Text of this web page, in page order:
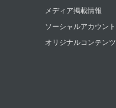
メディア掲載情報
ソーシャルアカウント
オリジナルコンテンツ